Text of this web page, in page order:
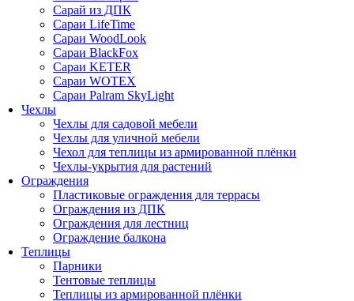
Сарай из ДПК
Cараи LifeTime
Cараи WoodLook
Сараи BlackFox
Сараи KETER
Сараи WOTEX
Сараи Palram SkyLight
Чехлы
Чехлы для садовой мебели
Чехлы для уличной мебели
Чехол для теплицы из армированной плёнки
Чехлы-укрытия для растений
Ограждения
Пластиковые ограждения для террасы
Ограждения из ДПК
Ограждения для лестниц
Ограждение балкона
Теплицы
Парники
Тентовые теплицы
Теплицы из армированной плёнки